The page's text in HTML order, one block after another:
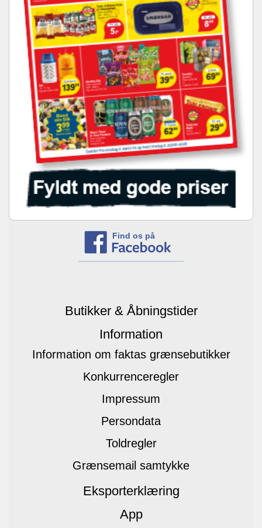
Find os på
Butikker & Åbningstider
Information
Information om faktas grænsebutikker
Konkurrenceregler
Impressum
Persondata
Toldregler
Grænsemail samtykke
Eksporterklæring
App